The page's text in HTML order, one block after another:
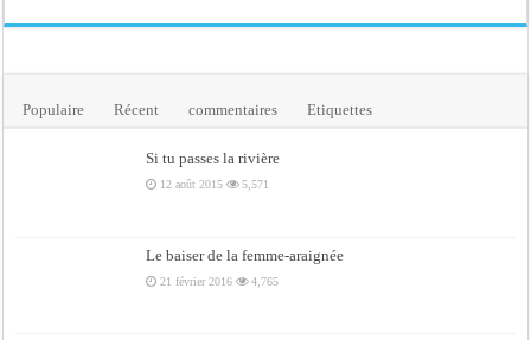
Populaire Récent commentaires Etiquettes
Si tu passes la rivière
12 août 2015 5,571
Le baiser de la femme-araignée
21 février 2016 4,765